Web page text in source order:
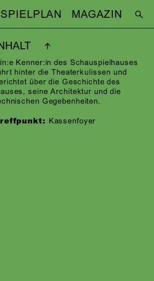
SPIELPLAN MAGAZIN
Kenner:in des Schauspielhauses
hinter die Theaterkulissen und
über die Geschichte des
seine Architektur und die
Gegebenheiten.
Kassenfoyer